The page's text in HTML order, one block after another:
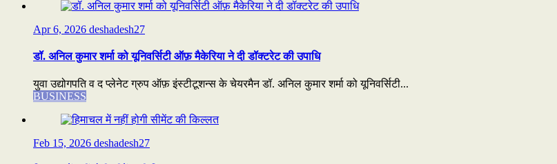
Apr 6, 2026 deshadesh27
डॉ. अनिल कुमार शर्मा को यूनिवर्सिटी ऑफ़ मैकेरिया ने दी डॉक्टरेट की उपाधि
युवा उद्योगपति व द प्लेनेट ग्रुप ऑफ़ इंस्टीटूशन्स के चेयरमैन डॉ. अनिल कुमार शर्मा को यूनिवर्सिटी...
BUSINESS
Feb 15, 2026 deshadesh27